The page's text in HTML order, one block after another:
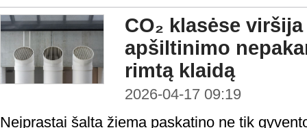
CO₂ klasėse
apšiltinimo
rimtą klaidą
2026-04-17 09:19
Neįprastai šalta žiema paskatino ne tik